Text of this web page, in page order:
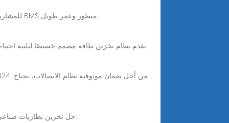
توفر خزانة ESS من SWA Energy تخزينًا آمنًا وقابلاً للتوسع باستخدام بطاريات LiFePO₄ للمشاريع التجارية والصناعية. تصميم معياري ونظام BMS متطور وعمر طويل.
في شركة LZY Energy، نقدم نظام تخزين طاقة مصمم خصيصًا لتلبية احتياجات محطات الاتصالات الأساسية. يُعالج حلنا ثلاث قضايا: موثوقية الطاقة، وضبط التكاليف، واستدامة الطاقة.
Nov 17, 2025 · قم بتعزيز عملك باستخدام خزانة BSL ESS-GRID حل تخزين بطاريات صناعي متكامل، مصمم لضمان المرونة والموثوقية والذكاء الاصطناعي.